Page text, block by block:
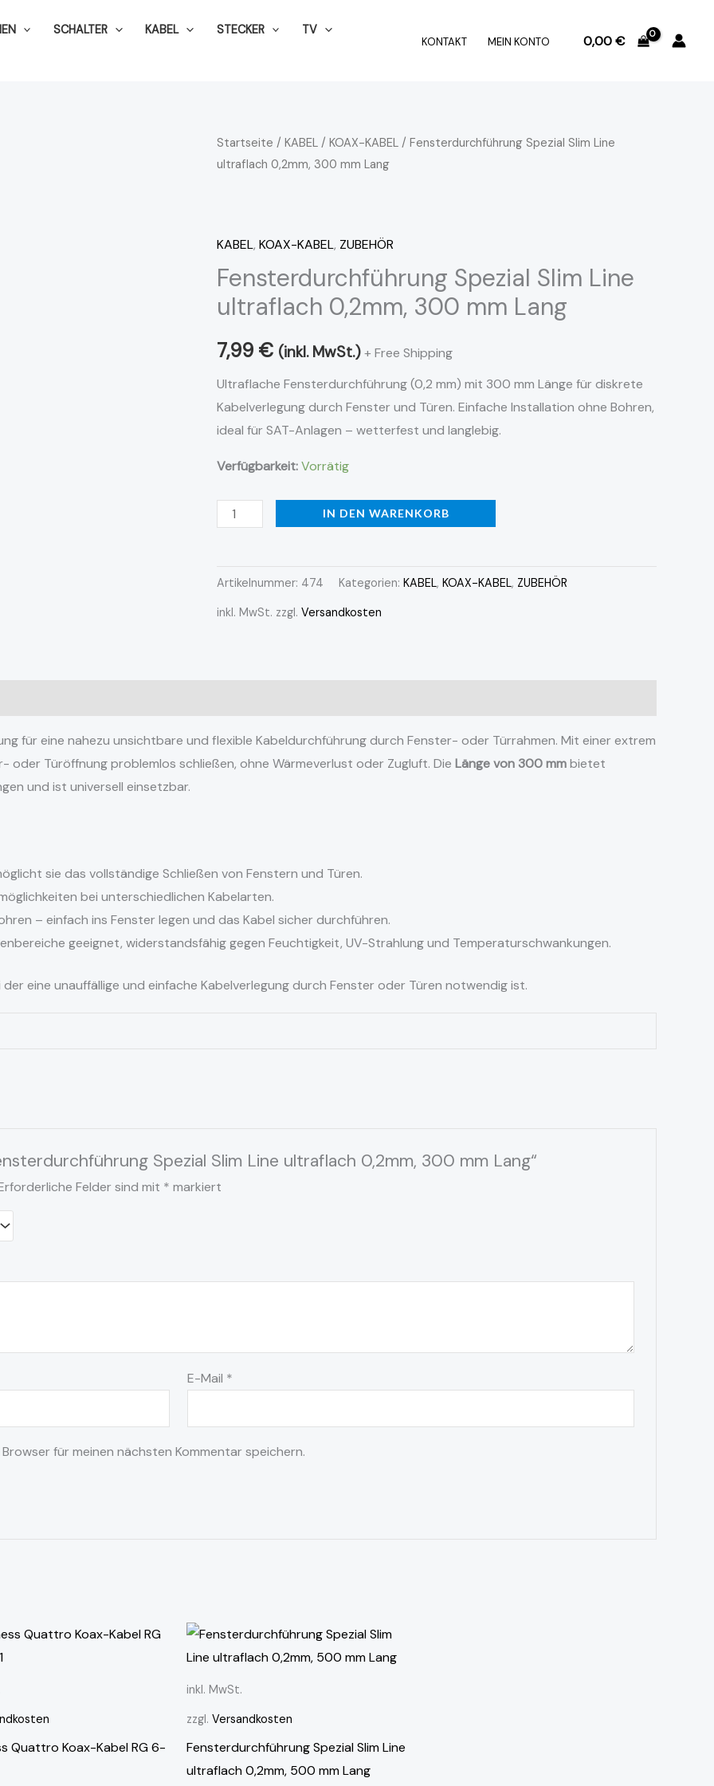
SCHALTER KABEL STECKER
TV
KONTAKT MEIN KONTO 0,00€
Startseite / KABEL / KOAX-KABEL / Fensterdurchführung Spezial Slim Line
ultraflach 0,2mm, 300 mm Lang
KABEL, KOAX-KABEL, ZUBEHÖR
Fensterdurchführung Spezial Slim Line
ultraflach 0,2mm, 300 mm Lang
7,99 € (inkl. MwSt.)+ Free Shipping
Ultraflache Fensterdurchführung (0,2 mm) mit 300 mm Länge für diskrete
Kabelverlegung durch Fenster und Türen. Einfache Installation ohne Bohren,
ideal für SAT-Anlagen – wetterfest und langlebig.
Verfügbarkeit:Vorrätig
Fensterdurchführung
Spezial
300
mm
Menge
IN DEN WARENKORB
Artikelnummer: 474 Kategorien: KABEL, KOAX-KABEL, ZUBEHÖR
inkl. MwSt. zzgl. Versandkosten
für eine nahezu unsichtbare und flexible Kabeldurchführung durch Fenster- oder Türrahmen. Mit einer extrem
oder Türöffnung problemlos schließen, ohne Wärmeverlust oder Zugluft. Die Länge von 300 mmbietet
und ist universell einsetzbar.
sie das vollständige Schließen von Fenstern und Türen.
bei unterschiedlichen Kabelarten.
– einfach ins Fenster legen und das Kabel sicher durchführen.
geeignet, widerstandsfähig gegen Feuchtigkeit, UV-Strahlung und Temperaturschwankungen.
eine unauffällige und einfache Kabelverlegung durch Fenster oder Türen notwendig ist.
Spezial Slim Line ultraflach 0,2mm, 300 mm Lang“
Felder sind mit * markiert
E-Mail *
für meinen nächsten Kommentar speichern.
Quattro Koax-Kabel RG 6-
inkl. MwSt.
zzgl. Versandkosten
Fensterdurchführung Spezial Slim Line
ultraflach 0,2mm, 500 mm Lang